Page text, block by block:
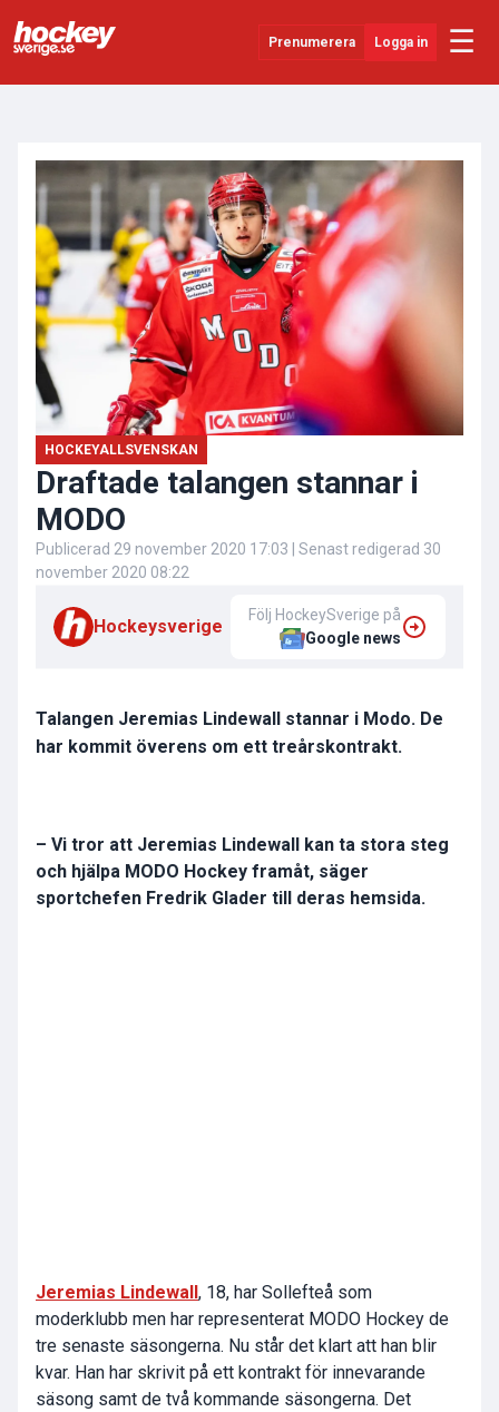
Prenumerera Logga in ☰
SHL
Evenemang
Övrigt
HOCKEYALLSVENSKAN
Draftade talangen stannar i
MODO
Publicerad 29 november 2020 17:03 | Senast redigerad 30
november 2020 08:22
Hockeysverige
Följ HockeySverige på
Google news
Talangen Jeremias Lindewall stannar i Modo. De
har kommit överens om ett treårskontrakt.
– Vi tror att Jeremias Lindewall kan ta stora steg
och hjälpa MODO Hockey framåt, säger
sportchefen Fredrik Glader till deras hemsida.
Jeremias Lindewall , 18, har Sollefteå som
moderklubb men har representerat MODO Hockey de
tre senaste säsongerna. Nu står det klart att han blir
kvar. Han har skrivit på ett kontrakt för innevarande
säsong samt de två kommande säsongerna. Det